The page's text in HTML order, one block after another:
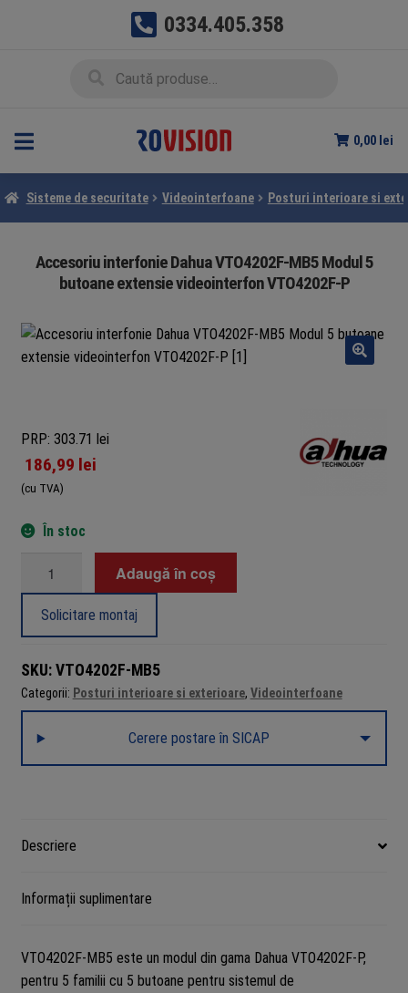
0334.405.358
0,00 lei
Sisteme de securitate Videointerfoane Posturi interioare si
Accesoriu interfonie Dahua VTO4202F-MB5 Modul 5
butoane extensie videointerfon VTO4202F-P
PRP: 303.71 lei
186,99 lei
(cu TVA)
În stoc
interfonie
MB5
Modul
butoane
extensie
P
Adaugă în coș
Solicitare montaj
SKU: VTO4202F-MB5
Categorii: Posturi interioare si exterioare, Videointerfoane
Cerere postare în SICAP
Descriere
Informații suplimentare
VTO4202F-MB5 este un modul din gama Dahua VTO4202F-P,
pentru 5 familii cu 5 butoane pentru sistemul de